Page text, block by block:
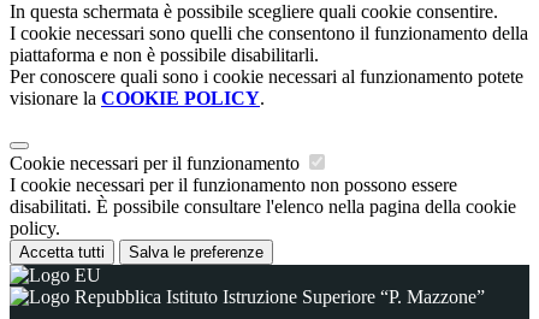
In questa schermata è possibile scegliere quali cookie consentire.
I cookie necessari sono quelli che consentono il funzionamento della
piattaforma e non è possibile disabilitarli.
Per conoscere quali sono i cookie necessari al funzionamento potete
visionare la COOKIE POLICY.
Cookie necessari per il funzionamento
I cookie necessari per il funzionamento non possono essere
disabilitati. È possibile consultare l'elenco nella pagina della cookie
policy.
Accetta tutti Salva le preferenze
Istituto Istruzione Superiore “P. Mazzone”